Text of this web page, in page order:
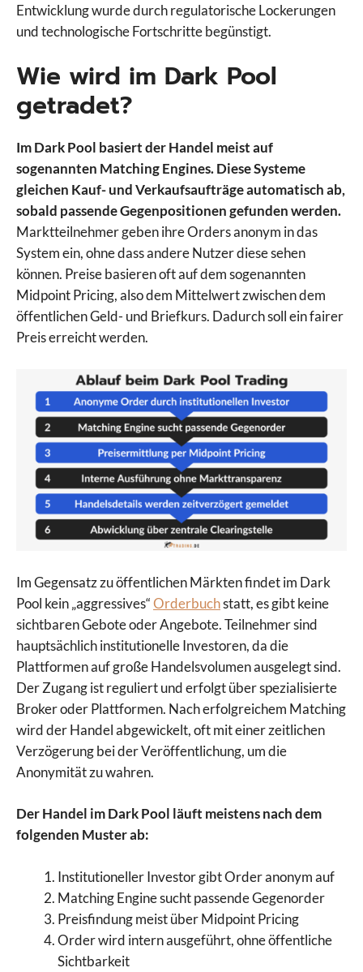
Entwicklung wurde durch regulatorische Lockerungen
und technologische Fortschritte begünstigt.
Wie wird im Dark Pool
getradet?
Im Dark Pool basiert der Handel meist auf
sogenannten Matching Engines. Diese Systeme
gleichen Kauf- und Verkaufsaufträge automatisch ab,
sobald passende Gegenpositionen gefunden werden.
Marktteilnehmer geben ihre Orders anonym in das
System ein, ohne dass andere Nutzer diese sehen
können. Preise basieren oft auf dem sogenannten
Midpoint Pricing, also dem Mittelwert zwischen dem
öffentlichen Geld- und Briefkurs. Dadurch soll ein fairer
Preis erreicht werden.
Im Gegensatz zu öffentlichen Märkten findet im Dark
Pool kein „aggressives“Orderbuchstatt, es gibt keine
sichtbaren Gebote oder Angebote. Teilnehmer sind
hauptsächlich institutionelle Investoren, da die
Plattformen auf große Handelsvolumen ausgelegt sind.
Der Zugang ist reguliert und erfolgt über spezialisierte
Broker oder Plattformen. Nach erfolgreichem Matching
wird der Handel abgewickelt, oft mit einer zeitlichen
Verzögerung bei der Veröffentlichung, um die
Anonymität zu wahren.
Der Handel im Dark Pool läuft meistens nach dem
folgenden Muster ab:
Institutioneller Investor gibt Order anonym auf
Matching Engine sucht passende Gegenorder
Preisfindung meist über Midpoint Pricing
Order wird intern ausgeführt, ohne öffentliche
Sichtbarkeit